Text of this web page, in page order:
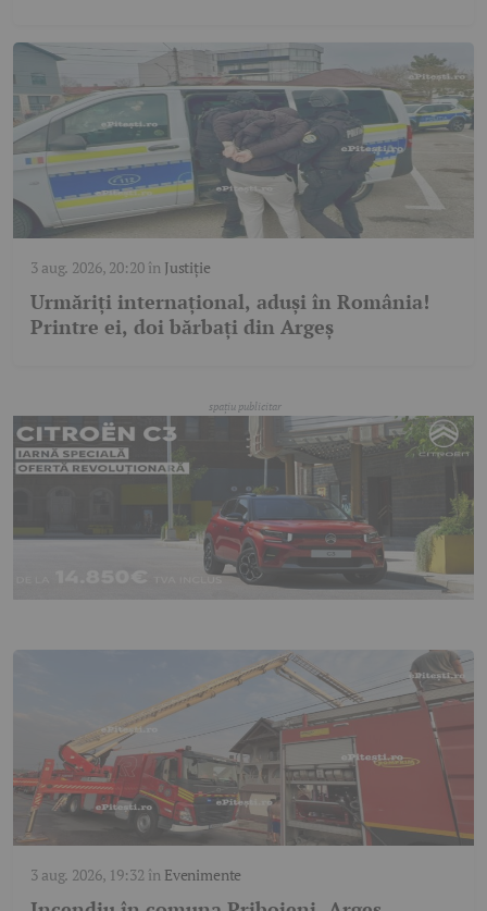
3 aug. 2026, 20:20în Justiție
Urmăriți internațional, aduși în România!
Printre ei, doi bărbați din Argeș
3 aug. 2026, 19:32 în Evenimente